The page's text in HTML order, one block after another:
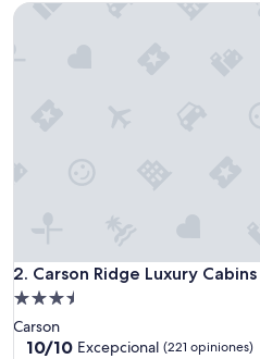
2. Carson Ridge Luxury Cabins
Carson Ridge Luxury Cabins
Propiedad
de
3.5
Carson
10.0
10/10 Excepcional (221 opiniones)
Carson Ridge Luxury Cabins